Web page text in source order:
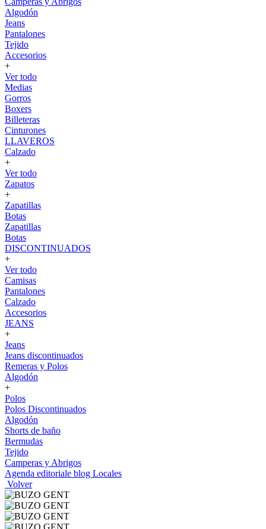
Algodón
Jeans
Pantalones
Tejido
Accesorios
+
Ver todo
Medias
Gorros
Boxers
Billeteras
Cinturones
LLAVEROS
Calzado
+
Ver todo
Zapatos
+
Zapatillas
Botas
Zapatillas
Botas
DISCONTINUADOS
+
Ver todo
Camisas
Pantalones
Calzado
Accesorios
JEANS
+
Jeans
Jeans discontinuados
Remeras y Polos
Algodón
+
Polos
Polos Discontinuados
Algodón
Shorts de baño
Bermudas
Tejido
Camperas y Abrigos
Agenda editoriale blog Locales
Volver